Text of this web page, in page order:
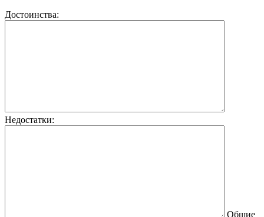
Достоинства:
Недостатки:
Общие